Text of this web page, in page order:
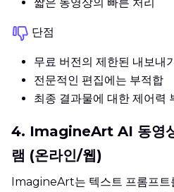
단점
무료 버전의 제한된 내보내
전문적인 편집에는 부적합
최종 결과물에 대한 제어력
4. ImagineArt AI 동영
램 (온라인/웹)
ImagineArt는 텍스트 프롬프트